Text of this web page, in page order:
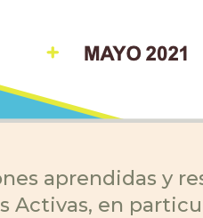
aprendidas y
en